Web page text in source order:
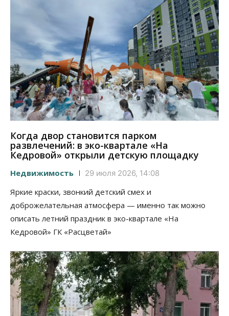
Когда двор становится парком
развлечений: в эко-квартале «На
Кедровой» открыли детскую площадку
Недвижимость 29 июля 2026, 14:08
Яркие краски, звонкий детский смех и
доброжелательная атмосфера — именно так можно
описать летний праздник в эко-квартале «На
Кедровой» ГК «Расцветай»